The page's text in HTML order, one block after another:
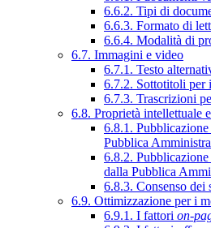
6.6.2. Tipi di
6.6.3. Formato di
6.6.4. Modalità di
6.7. Immagini e video
6.7.1. Testo
6.7.2. Sottotitoli per
6.7.3. Trascrizioni
6.8. Proprietà intellettuale
6.8.1.
Pubblica
6.8.2.
dalla Pubblica
6.8.3. Consenso dei
6.9. Ottimizzazione per i
6.9.1. I fattori on-